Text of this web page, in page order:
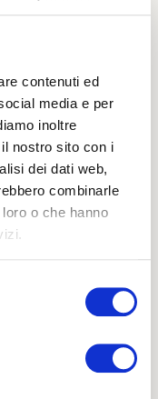
contenuti ed
media e per
inoltre
nostro sito con i
dei dati web,
combinarle
o che hanno
cycling. Casa
nearest airport is
Road, 16, 33026